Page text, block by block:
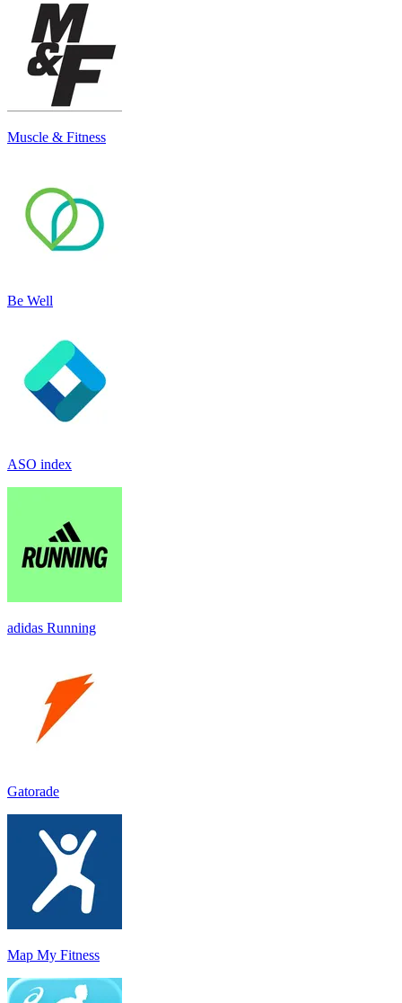
Muscle & Fitness
Be Well
ASO index
adidas Running
Gatorade
Map My Fitness